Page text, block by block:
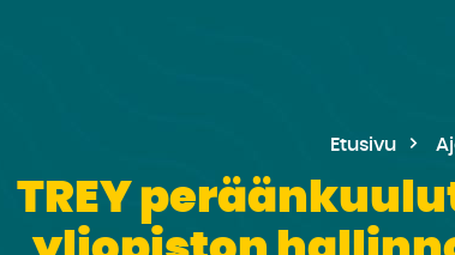
Etusivu
TREY